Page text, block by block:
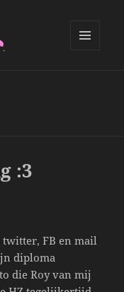
:3
FB en mail
diploma
die Roy van mij